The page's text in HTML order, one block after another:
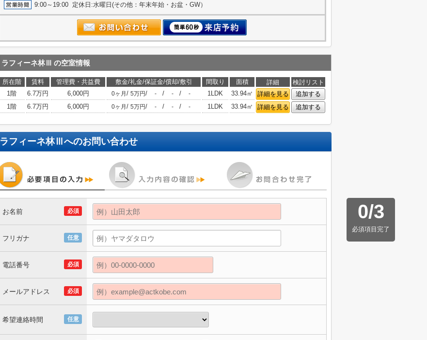
9:00～19:00 定休日:水曜日(その他：年末年始・お盆・GW）
ラフィーネ林Ⅲ の空室情報
所在階 賃料 管理費・共益費 敷金/礼金/保証金/償却/敷引 間取り 面積 詳細
検討リスト
1階
6.7万円 6,000円 0ヶ月 / 5万円/ - / - / - 1LDK 33.94㎡ 詳細を見る
追加する
1階
6.7万円 6,000円 0ヶ月 / 5万円/ - / - / - 1LDK 33.94㎡ 詳細を見る 追加する
ラフィーネ林Ⅲ へのお問い合わせ
0/3
必須項目完了
必須
お名前
任意
フリガナ
必須
電話番号
必須
メールアドレス
任意
希望連絡時間